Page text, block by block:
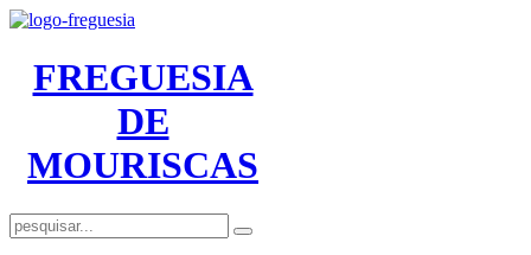
FREGUESIA
DE
MOURISCAS